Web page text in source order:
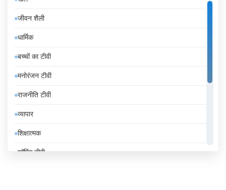
इज़राइल
इटली
इंडोनेशिया
इथियोपिया
इराक
ईरान
उज़्बेकिस्तान
उरुग्वे
जीवन शैली
धार्मिक
बच्चों का टीवी
मनोरंजन टीवी
राजनीति टीवी
व्यापार
शिक्षात्मक
शॉपिंग टीवी